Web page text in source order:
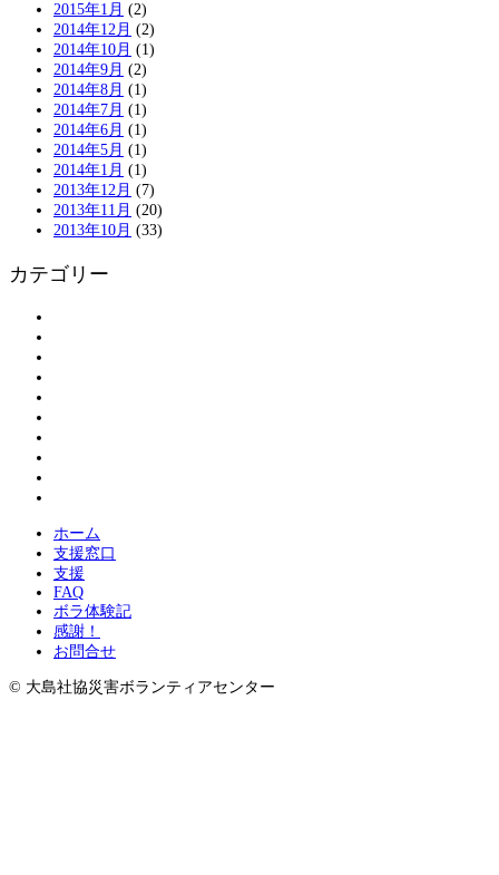
2015年1月 (2)
2014年12月 (2)
2014年10月 (1)
2014年9月 (2)
2014年8月 (1)
2014年7月 (1)
2014年6月 (1)
2014年5月 (1)
2014年1月 (1)
2013年12月 (7)
2013年11月 (20)
2013年10月 (33)
カテゴリー
ホーム
支援窓口
支援
FAQ
ボラ体験記
感謝！
お問合せ
© 大島社協災害ボランティアセンター